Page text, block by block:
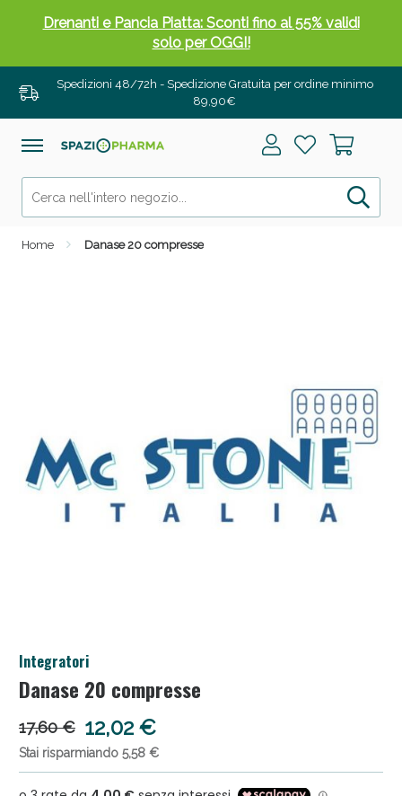
Spedizioni 48/72h - Spedizione Gratuita per ordine minimo
89,90€
Home Danase 20 compresse
Integratori
Danase 20 compresse
17,60 € 12,02 €
Stai risparmiando 5,58 €
Drenanti e Pancia Piatta: Sconti fino al 55% validi
solo per OGGI!
Anticellulite e Fanghi: Sconto fino al 40% valido